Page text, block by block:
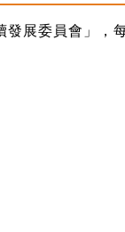
展委員會」，